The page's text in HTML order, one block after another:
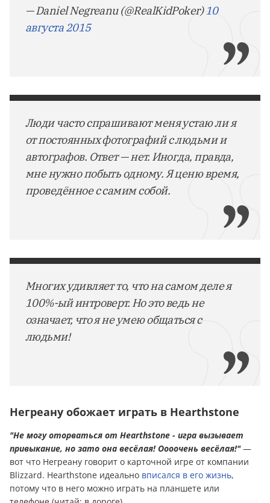
— Daniel Negreanu (@RealKidPoker)10
августа 2015
Люди часто спрашивают меня устаю ли я
от постоянных фотографий с людьми и
автографов. Ответ — нет. Иногда, правда,
мне нужно побыть одному. Я ценю время,
проведённое с самим собой.
Многих удивляет то, что на самом деле я
100%-ый интроверт. Но это ведь не
означает, что я не умею общаться с
людьми!
Негреану обожает играть в Hearthstone
"Не могу оторваться от Hearthstone - игра вызывает
привыкание, но зато она весёлая! Оооочень весёлая!"—
вот что Негреану говорит о карточной игре от компании
Blizzard. Hearthstone идеально вписался в его жизнь,
потому что в него можно играть на планшете или